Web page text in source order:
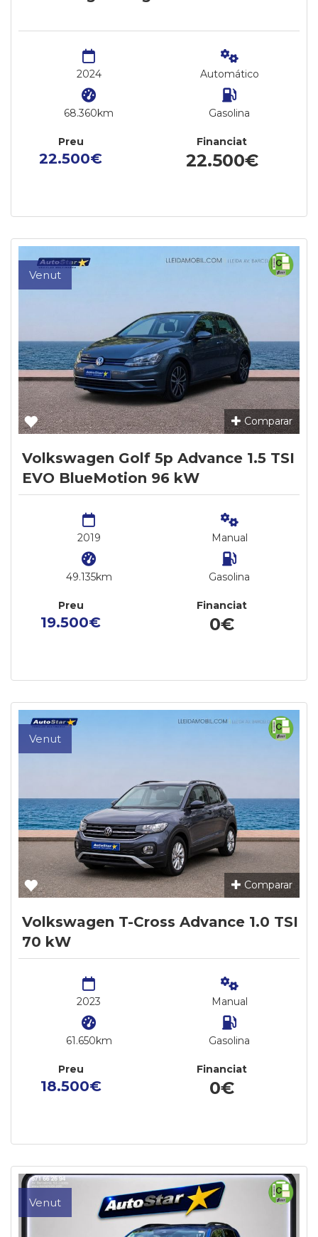
2024
68.360km
Automático
Gasolina
Preu
22.500€
Financiat
22.500€
Venut
Comparar
Volkswagen Golf 5p Advance 1.5 TSI
EVO BlueMotion 96 kW
2019
49.135km
Manual
Gasolina
Preu
19.500€
Financiat
0€
Venut
Comparar
Volkswagen T-Cross Advance 1.0 TSI
70 kW
2023
61.650km
Manual
Gasolina
Preu
18.500€
Financiat
0€
Venut